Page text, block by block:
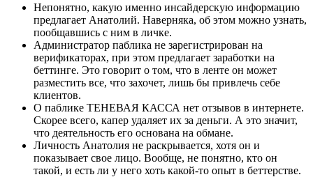
Непонятно, какую именно инсайдерскую информацию
предлагает Анатолий. Наверняка, об этом можно узнать,
пообщавшись с ним в личке.
Администратор паблика не зарегистрирован на
верификаторах, при этом предлагает заработки на
беттинге. Это говорит о том, что в ленте он может
разместить все, что захочет, лишь бы привлечь себе
клиентов.
О паблике ТЕНЕВАЯ КАССА нет отзывов в интернете.
Скорее всего, капер удаляет их за деньги. А это значит,
что деятельность его основана на обмане.
Личность Анатолия не раскрывается, хотя он и
показывает свое лицо. Вообще, не понятно, кто он
такой, и есть ли у него хоть какой-то опыт в беттерстве.